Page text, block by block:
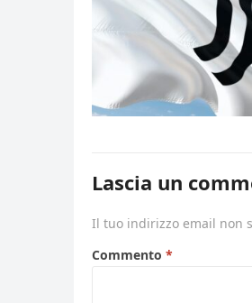
Lascia un
Il tuo indirizzo email non
Commento *